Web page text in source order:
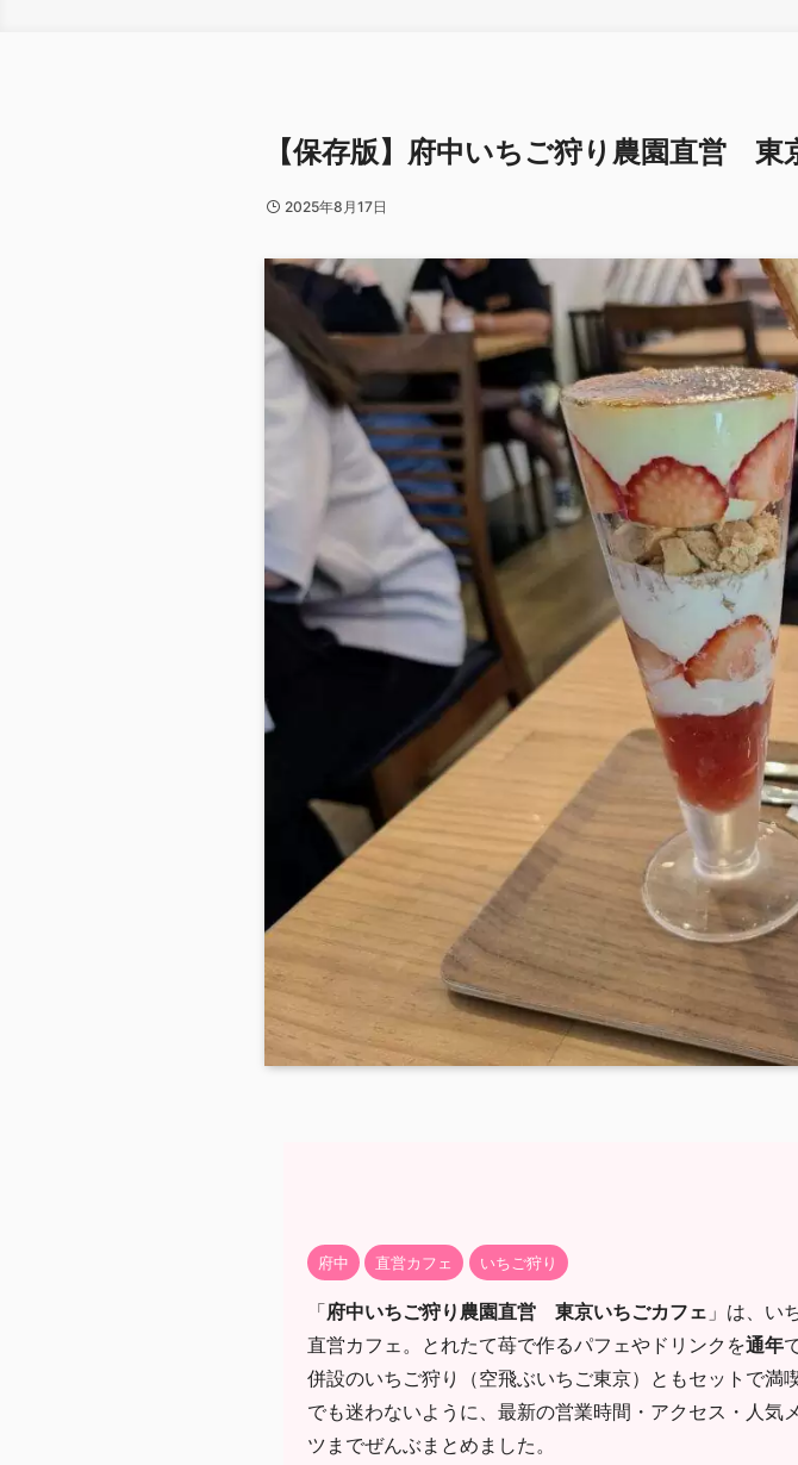
【保存版】府中いちご狩り農園直営
2025年8月17日
府中 直営カフェ いちご狩り
「府中いちご狩り農園直営 東京いちごカフェ 」は、い
直営カフェ。とれたて苺で作るパフェやドリンクを通年
併設のいちご狩り（空飛ぶいちご東京）ともセットで満
でも迷わないように、最新の営業時間・アクセス・人気
ツまでぜんぶまとめました。